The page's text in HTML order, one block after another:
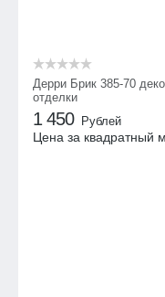
Дерри Брик 385-70
отделки
1 450 Рублей
Цена за квадратный